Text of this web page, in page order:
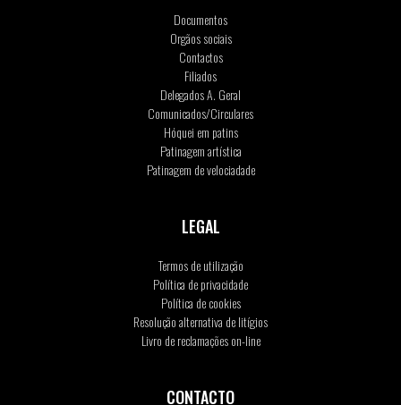
Documentos
Orgãos sociais
Contactos
Filiados
Delegados A. Geral
Comunicados/Circulares
Hóquei em patins
Patinagem artística
Patinagem de velociadade
LEGAL
Termos de utilização
Política de privacidade
Política de cookies
Resolução alternativa de litígios
Livro de reclamações on-line
CONTACTO